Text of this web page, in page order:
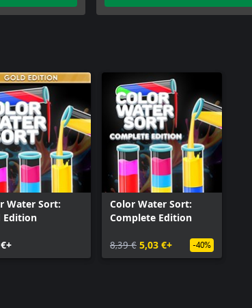
Water Sort:
Edition
Color Water Sort:
Complete Edition
8,39 € 5,03 €+ -40%